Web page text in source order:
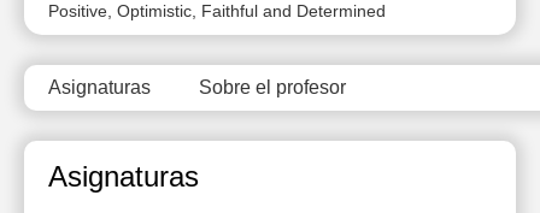
Positive, Optimistic, Faithful and Determined
Asignaturas Sobre el profesor
Asignaturas